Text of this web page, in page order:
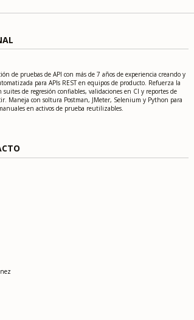
de pruebas de API con más de 7 años de experiencia creando y
para APIs REST en equipos de producto. Refuerza la
suites de regresión confiables, validaciones en CI y reportes de
Maneja con soltura Postman, JMeter, Selenium y Python para
en activos de prueba reutilizables.